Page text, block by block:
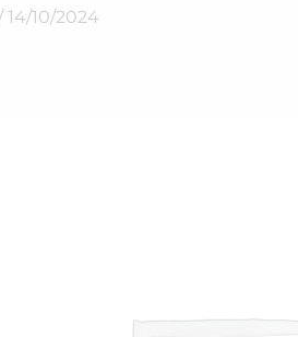
14/10/2024